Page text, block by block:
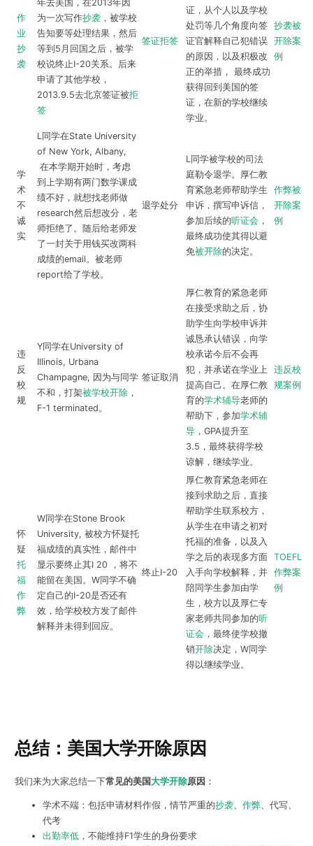
作
业
抄
袭
年去美国，在2013年因
为一次写作抄袭，被学校
告知要等处理结果，然后
等到5月回国之后，被学
校说终止I-20关系。后来
申请了其他学校，
2013.9.5去北京签证被拒
签
签证拒签
证，从个人以及学校
处罚等几个角度向签
证官解释自己犯错误
的原因，以及积极改
正的举措， 最终成功
获得回到美国的签
证，在新的学校继续
学业。
抄袭被
开除案
例
学
术
不
诚
实
L同学在State University
of New York, Albany,
在本学期开始时，考虑
到上学期有两门数学课成
绩不好，就想找老师做
research然后想改分，老
师拒绝了。随后给老师发
了一封关于用钱买改两科
成绩的email。被老师
report给了学校。
退学处分
L同学被学校的司法
庭勒令退学。厚仁教
育紧急老师帮助学生
申诉，撰写申诉信，
参加后续的听证会 ，
最终成功使其得以避
免被开除的决定。
作弊被
开除案
例
违
反
校
规
Y同学在University of
Illinois, Urbana
Champagne, 因为与同学
不和，打架被学校开除，
F-1 terminated。
签证取消
厚仁教育的紧急老师
在接受求助之后，协
助学生向学校申诉并
诚恳承认错误，向学
校承诺今后不会再
犯，并承诺在学业上
提高自己。在厚仁教
育的学术辅导老师的
帮助下，参加学术辅
导，GPA提升至
3.5，最终获得学校
谅解，继续学业。
违反校
规案例
怀
疑
托
福
作
弊
W同学在Stone Brook
University, 被校方怀疑托
福成绩的真实性，邮件中
显示要终止其I 20 ，将不
能留在美国。W同学不确
定自己的I-20是否还有
效，给学校校方发了邮件
解释并未得到回应。
终止I-20
厚仁教育紧急老师在
接到求助之后，直接
帮助学生联系校方，
从学生在申请之初对
托福的准备，以及入
学之后的表现多方面
入手向学校解释，并
陪同学生参加由学
生，校方以及厚仁专
家老师共同参加的听
证会 ，最终使学校撤
销开除决定，W同学
得以继续学业。
TOEFL
作弊案
例
总结：美国大学开除原因
我们来为大家总结一下常见的美国大学开除原因 ：
学术不端：包括申请材料作假，情节严重的抄袭、 作弊、代写、
代考
出勤率低，不能维持F1学生的身份要求